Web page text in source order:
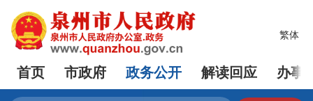
繁体
首页 市政府 政务公开 解读回应 办事